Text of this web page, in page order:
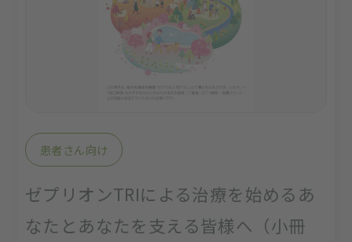
患者さん向け
ゼプリオンTRIによる治療を始めるあ
なたとあなたを支える皆様へ（小冊